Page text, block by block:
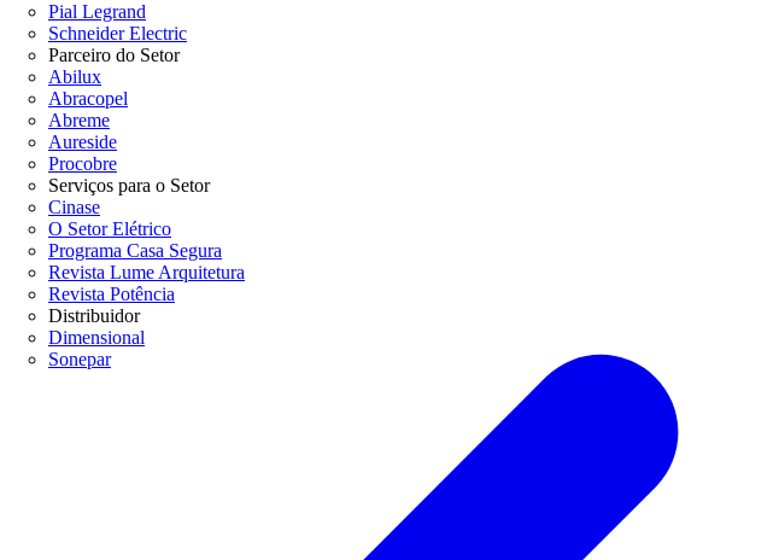
Pial Legrand
Schneider Electric
Parceiro do Setor
Abilux
Abracopel
Abreme
Aureside
Procobre
Serviços para o Setor
Cinase
O Setor Elétrico
Programa Casa Segura
Revista Lume Arquitetura
Revista Potência
Distribuidor
Dimensional
Sonepar